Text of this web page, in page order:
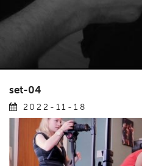
set-04
2022-11-18